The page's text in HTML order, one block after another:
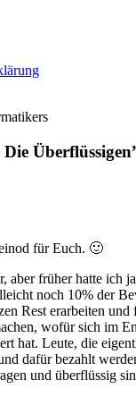
für Euch. 🙂
aber früher hatte ich
noch 10% der
Rest erarbeiten
wofür sich im
hat. Leute, die
dafür bezahlt
und überflüssig